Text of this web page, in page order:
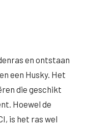
en ontstaan
een Husky. Het
die geschikt
Hoewel de
is het ras wel